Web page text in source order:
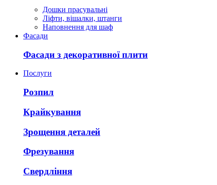
Дошки прасувальні
Ліфти, вішалки, штанги
Наповнення для шаф
Фасади
Фасади з декоративної плити
Послуги
Розпил
Крайкування
Зрощення деталей
Фрезування
Свердління